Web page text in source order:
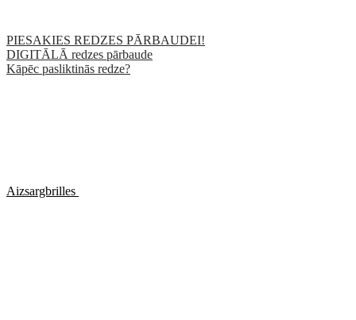
PIESAKIES REDZES PĀRBAUDEI!
DIGITĀLĀ redzes pārbaude
Kāpēc pasliktinās redze?
Aizsargbrilles